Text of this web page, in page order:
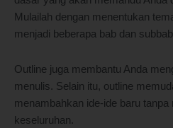
Mulailah dengan menentukan
menjadi beberapa bab dan
Outline juga membantu Anda
menulis. Selain itu, outline
menambahkan ide-ide baru
keseluruhan.